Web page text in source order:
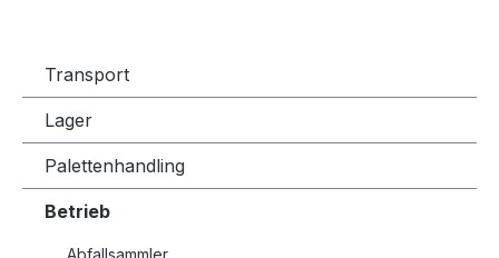
Transport
Lager
Palettenhandling
Betrieb